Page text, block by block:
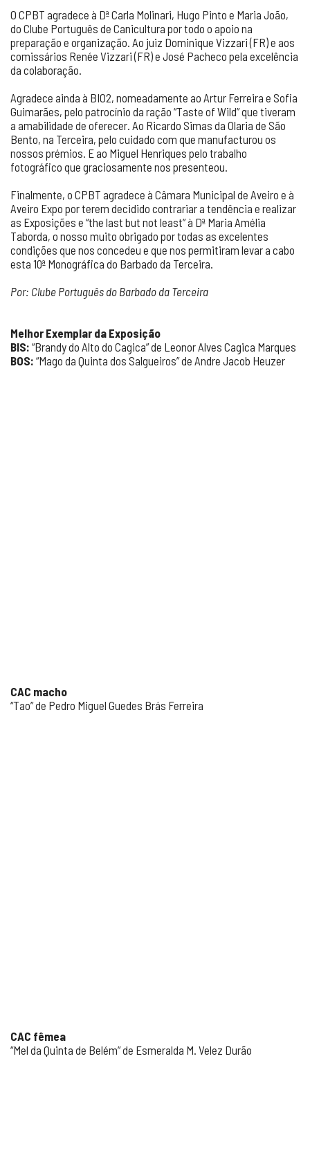
O CPBT agradece à Dª Carla Molinari, Hugo Pinto e Maria João,
do Clube Português de Canicultura por todo o apoio na
preparação e organização. Ao juiz Dominique Vizzari (FR) e aos
comissários Renée Vizzari (FR) e José Pacheco pela excelência
da colaboração.
Agradece ainda à BIO2, nomeadamente ao Artur Ferreira e Sofia
Guimarães, pelo patrocínio da ração “Taste of Wild” que tiveram
a amabilidade de oferecer. Ao Ricardo Simas da Olaria de São
Bento, na Terceira, pelo cuidado com que manufacturou os
nossos prémios. E ao Miguel Henriques pelo trabalho
fotográfico que graciosamente nos presenteou.
Finalmente, o CPBT agradece à Câmara Municipal de Aveiro e à
Aveiro Expo por terem decidido contrariar a tendência e realizar
as Exposições e “the last but not least” à Dª Maria Amélia
Taborda, o nosso muito obrigado por todas as excelentes
condições que nos concedeu e que nos permitiram levar a cabo
esta 10ª Monográfica do Barbado da Terceira.
Por: Clube Português do Barbado da Terceira
Melhor Exemplar da Exposição
BIS: “Brandy do Alto do Cagica” de Leonor Alves Cagica Marques
BOS: “Mago da Quinta dos Salgueiros” de Andre Jacob Heuzer
CAC macho
“Tao” de Pedro Miguel Guedes Brás Ferreira
CAC fêmea
“Mel da Quinta de Belém” de Esmeralda M. Velez Durão